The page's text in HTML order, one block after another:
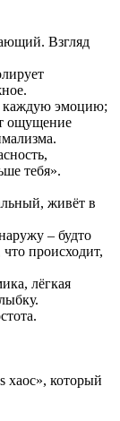
Взгляд
каждую эмоцию;
ощущение
тебя».
живёт в
– будто
происходит,
лёгкая
хаос», который